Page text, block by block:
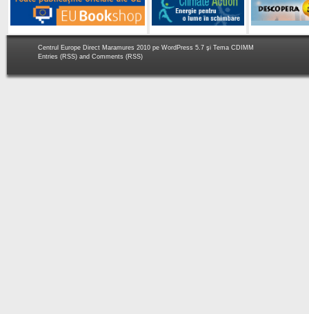
Centrul Europe Direct Maramures 2010 pe WordPress 5.7 şi Tema CDIMM
Entries (RSS) and Comments (RSS)